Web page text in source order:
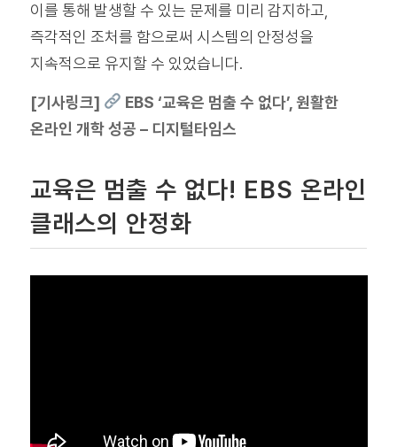
이를 통해 발생할 수 있는 문제를 미리 감지하고,
즉각적인 조처를 함으로써 시스템의 안정성을
지속적으로 유지할 수 있었습니다.
[기사링크]
EBS ‘교육은 멈출 수 없다’, 원활한
온라인 개학 성공 – 디지털타임스
교육은 멈출 수 없다! EBS 온라인
클래스의 안정화